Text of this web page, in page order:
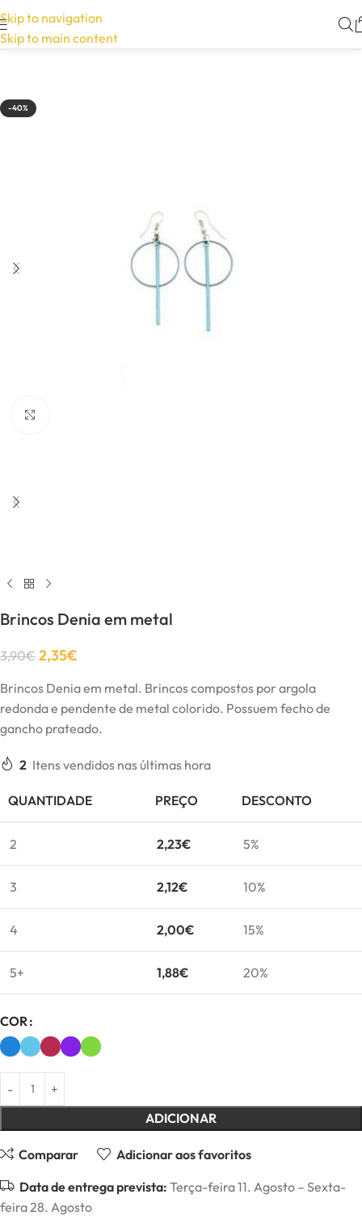
Skip to navigation
Skip to main content
-40%
Brincos Denia em metal
3,90€ 2,35€
Brincos Denia em metal. Brincos compostos por argola
redonda e pendente de metal colorido. Possuem fecho de
gancho prateado.
2 Itens vendidos nas últimas hora
QUANTIDADE PREÇO DESCONTO
2 2,23€ 5%
3 2,12€ 10%
4 2,00€ 15%
5+ 1,88€ 20%
COR
ADICIONAR
Comparar Adicionar aos favoritos
Data de entrega prevista: Terça-feira 11. Agosto – Sexta-
feira 28. Agosto